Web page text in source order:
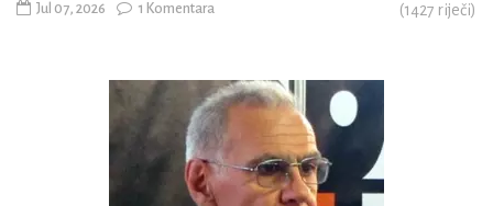
Jul 07, 2026 1 Komentara (1427 riječi)